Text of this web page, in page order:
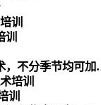
训
训
烧腊历史悠久，学习
培训
训